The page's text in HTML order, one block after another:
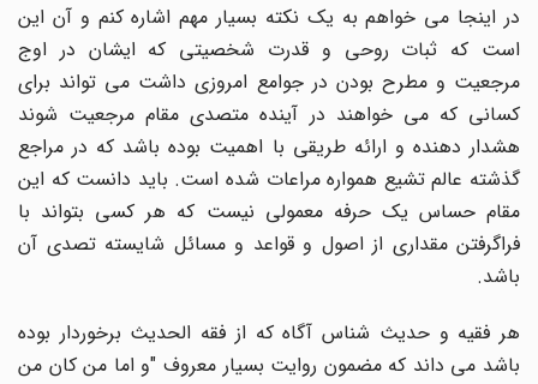
در اینجا می خواهم به یک نکته بسیار مهم اشاره کنم و آن این
است که ثبات روحی و قدرت شخصیتی که ایشان در اوج
مرجعیت و مطرح بودن در جوامع امروزی داشت می تواند برای
کسانی که می خواهند در آینده متصدی مقام مرجعیت شوند
هشدار دهنده و ارائه طریقی با اهمیت بوده باشد که در مراجع
گذشته عالم تشیع همواره مراعات شده است. باید دانست که این
مقام حساس یک حرفه معمولی نیست که هر کسی بتواند با
فراگرفتن مقداری از اصول و قواعد و مسائل شایسته تصدی آن
باشد.
هر فقیه و حدیث شناس آگاه که از فقه الحدیث برخوردار بوده
باشد می داند که مضمون روایت بسیار معروف "و اما من کان من